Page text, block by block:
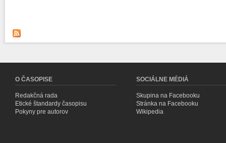
O ČASOPISE
Redakčná rada
Etické štandardy časopisu
Pokyny pre autorov
SOCIÁLNE MÉDIÁ
Skupina na Facebooku
Stránka na Facebooku
Wikipedia